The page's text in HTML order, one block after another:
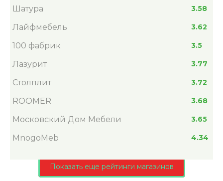
Шатура 3.58
Лайфмебель 3.62
100 фабрик 3.5
Лазурит 3.77
Столплит 3.72
ROOMER 3.68
Московский Дом Мебели 3.65
MnogoMeb 4.34
Показать еще рейтинги магазинов